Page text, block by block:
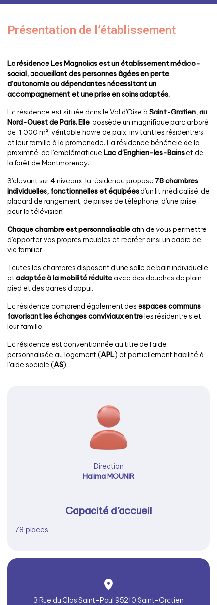
Présentation de l’établissement
La résidence Les Magnolias est un établissement médico-
social, accueillant des personnes âgées en perte
d’autonomie ou dépendantes nécessitant un
accompagnement et une prise en soins adaptés.
La résidence est située dans le Val d’Oise à Saint-Gratien, au
Nord-Ouest de Paris. Elle possède un magnifique parc arboré
de 1 000 m², véritable havre de paix, invitant les résident·e·s
et leur famille à la promenade. La résidence bénéficie de la
proximité de l’emblématique Lac d’Enghien-les-Bains et de
la forêt de Montmorency.
S’élevant sur 4 niveaux, la résidence propose 78 chambres
individuelles, fonctionnelles et équipées d’un lit médicalisé, de
placard de rangement, de prises de téléphone, d’une prise
pour la télévision.
Chaque chambre est personnalisable afin de vous permettre
d’apporter vos propres meubles et recréer ainsi un cadre de
vie familier.
Toutes les chambres disposent d’une salle de bain individuelle
et adaptée à la mobilité réduite avec des douches de plain-
pied et des barres d’appui.
La résidence comprend également des espaces communs
favorisant les échanges conviviaux entreles résident·e·s et
leur famille.
La résidence est conventionnée au titre de l’aide
personnalisée au logement (APL) et partiellement habilité à
l’aide sociale (AS).
Direction
Halima MOUNIR
Capacité d’accueil
78 places
3 Rue du Clos Saint-Paul 95210 Saint-Gratien